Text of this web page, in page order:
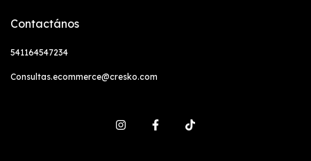
Contactános
541164547234
Consultas.ecommerce@cresko.com